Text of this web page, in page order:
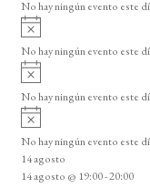
e
n
t
o
s
i
o
No hay ningún evento este
A
v
i
o
No hay ningún evento este
A
v
i
o
No hay ningún evento este
A
v
i
s
o
No hay ningún evento este
14 agosto
14 agosto @ 19:00-20:00